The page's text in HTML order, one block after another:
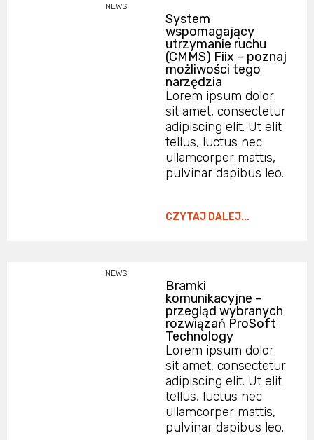
NEWS
System
wspomagający
utrzymanie ruchu
(CMMS) Fiix – poznaj
możliwości tego
narzędzia
Lorem ipsum dolor
sit amet, consectetur
adipiscing elit. Ut elit
tellus, luctus nec
ullamcorper mattis,
pulvinar dapibus leo.
CZYTAJ DALEJ...
NEWS
Bramki
komunikacyjne –
przegląd wybranych
rozwiązań ProSoft
Technology
Lorem ipsum dolor
sit amet, consectetur
adipiscing elit. Ut elit
tellus, luctus nec
ullamcorper mattis,
pulvinar dapibus leo.